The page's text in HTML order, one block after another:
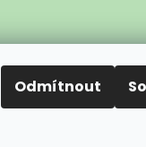
Odmítnout